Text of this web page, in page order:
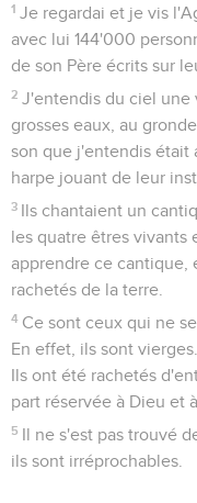
1 Je regardai et je vis
avec lui 144'000
de son Père écrits sur
2 J'entendis du ciel une
grosses eaux, au
son que j'entendis était
harpe jouant de leur
3 Ils chantaient un
les quatre êtres vivants
apprendre ce cantique,
rachetés de la terre.
4 Ce sont ceux qui ne
En effet, ils sont
Ils ont été rachetés
part réservée à Dieu et
5 Il ne s'est pas trouvé
ils sont irréprochables.